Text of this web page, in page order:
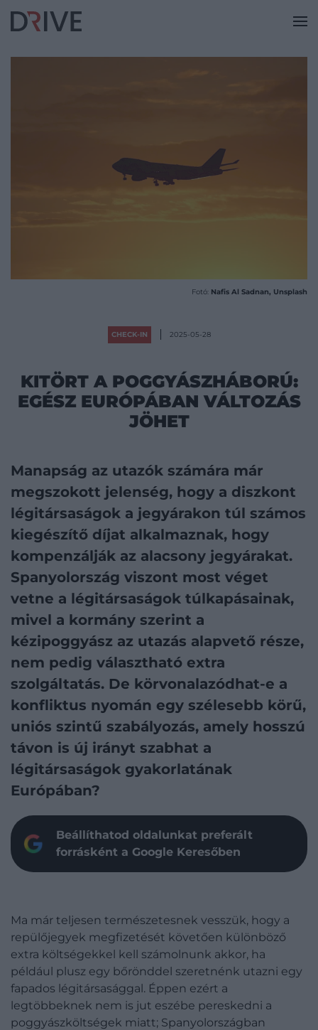
Fotó: Nafis Al Sadnan, Unsplash
CHECK-IN 2025-05-28
KITÖRT A POGGYÁSZHÁBORÚ:
EGÉSZ EURÓPÁBAN VÁLTOZÁS
JÖHET
Manapság az utazók számára már
megszokott jelenség, hogy a diszkont
légitársaságok a jegyárakon túl számos
kiegészítő díjat alkalmaznak, hogy
kompenzálják az alacsony jegyárakat.
Spanyolország viszont most véget
vetne a légitársaságok túlkapásainak,
mivel a kormány szerint a
kézipoggyász az utazás alapvető része,
nem pedig választható extra
szolgáltatás. De körvonalazódhat-e a
konfliktus nyomán egy szélesebb körű,
uniós szintű szabályozás, amely hosszú
távon is új irányt szabhat a
légitársaságok gyakorlatának
Európában?
Beállíthatod oldalunkat preferált
forrásként a Google Keresőben
Ma már teljesen természetesnek vesszük, hogy a
repülőjegyek megfizetését követően különböző
extra költségekkel kell számolnunk akkor, ha
például plusz egy bőrönddel szeretnénk utazni egy
fapados légitársasággal. Éppen ezért a
legtöbbeknek nem is jut eszébe pereskedni a
poggyászköltségek miatt; Spanyolországban